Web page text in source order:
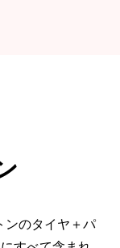
のタイヤ＋パ